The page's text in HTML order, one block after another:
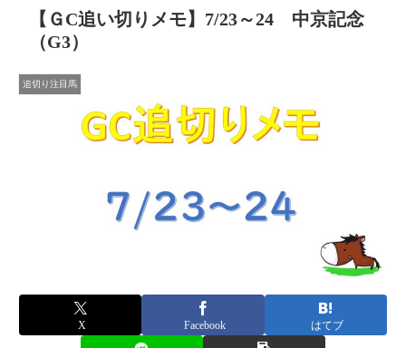
【ＧC追い切りメモ】7/23～24 中京記念
（G3）
追切り注目馬
X Facebook はてブ